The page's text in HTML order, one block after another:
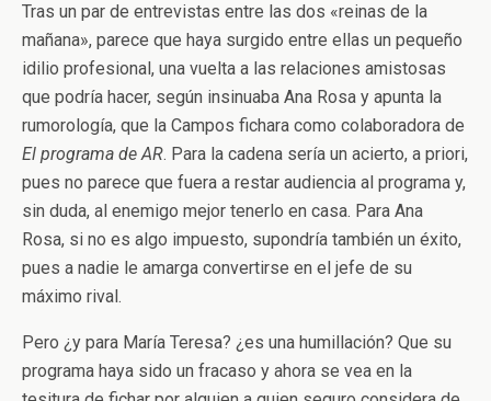
Tras un par de entrevistas entre las dos «reinas de la
mañana», parece que haya surgido entre ellas un pequeño
idilio profesional, una vuelta a las relaciones amistosas
que podría hacer, según insinuaba Ana Rosa y apunta la
rumorología, que la Campos fichara como colaboradora de
El programa de AR. Para la cadena sería un acierto, a priori,
pues no parece que fuera a restar audiencia al programa y,
sin duda, al enemigo mejor tenerlo en casa. Para Ana
Rosa, si no es algo impuesto, supondría también un éxito,
pues a nadie le amarga convertirse en el jefe de su
máximo rival.
Pero ¿y para María Teresa? ¿es una humillación? Que su
programa haya sido un fracaso y ahora se vea en la